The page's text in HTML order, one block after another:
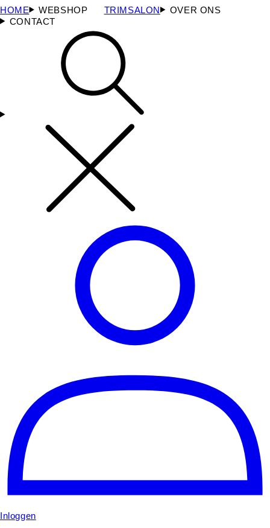
HOME WEBSHOP TRIMSALON
OVER ONS
CONTACT
Inloggen